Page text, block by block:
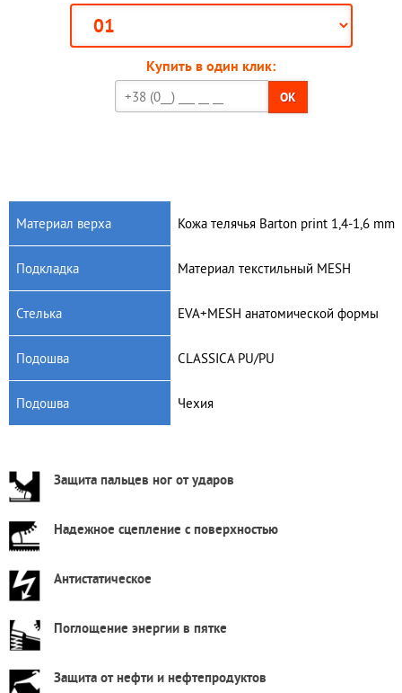
Купить в один клик:
OK
Материал верха Кожа телячья Barton print 1,4-1,6 mm
Подкладка Материал текстильный MESH
Стелька EVA+MESH анатомической формы
Подошва CLASSICA PU/PU
Подошва Чехия
Защита пальцев ног от ударов
Надежное сцепление с поверхностью
Антистатическое
Поглощение энергии в пятке
Защита от нефти и нефтепродуктов